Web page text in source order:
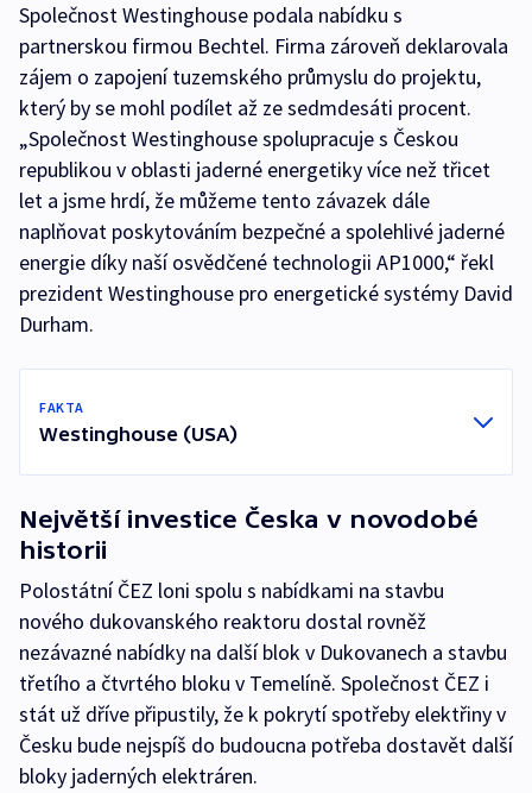
Společnost Westinghouse podala nabídku s
partnerskou firmou Bechtel. Firma zároveň deklarovala
zájem o zapojení tuzemského průmyslu do projektu,
který by se mohl podílet až ze sedmdesáti procent.
„Společnost Westinghouse spolupracuje s Českou
republikou v oblasti jaderné energetiky více než třicet
let a jsme hrdí, že můžeme tento závazek dále
naplňovat poskytováním bezpečné a spolehlivé jaderné
energie díky naší osvědčené technologii AP1000,“ řekl
prezident Westinghouse pro energetické systémy David
Durham.
FAKTA
Westinghouse (USA)
Největší investice Česka v novodobé
historii
Polostátní ČEZ loni spolu s nabídkami na stavbu
nového dukovanského reaktoru dostal rovněž
nezávazné nabídky na další blok v Dukovanech a stavbu
třetího a čtvrtého bloku v Temelíně. Společnost ČEZ i
stát už dříve připustily, že k pokrytí spotřeby elektřiny v
Česku bude nejspíš do budoucna potřeba dostavět další
bloky jaderných elektráren.